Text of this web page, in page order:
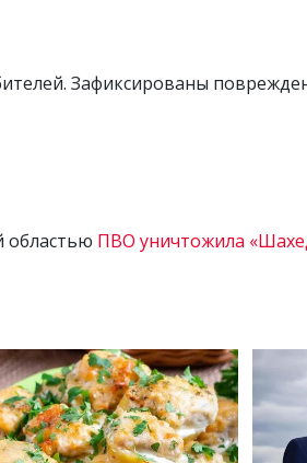
Зафиксированы
областью ПВО уничтожила